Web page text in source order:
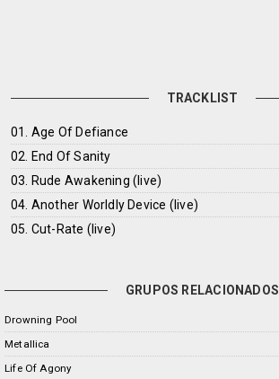
TRACKLIST
01. Age Of Defiance
02. End Of Sanity
03. Rude Awakening (live)
04. Another Worldly Device (live)
05. Cut-Rate (live)
GRUPOS RELACIONADOS
Drowning Pool
Metallica
Life Of Agony